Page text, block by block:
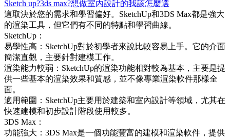
Sketch up?3ds max?想做室內設計的我該怎麼選
這取決於您的需求和學習偏好。SketchUp和3DS Max都是強大
的渲染工具，但它們有不同的特點和學習曲線。
SketchUp：
易學性高：SketchUp對於初學者來說比較容易上手。它的介面
簡潔直觀，主要針對建模工作。
渲染能力較弱：SketchUp的渲染功能相對較為基本，主要是提
供一些基本的渲染效果和質感，並不像專業渲染軟件那樣全
面。
適用範圍：SketchUp主要用於建築和室內設計等領域，尤其在
快速建模和初步設計階段使用較多。
3DS Max：
功能強大：3DS Max是一個功能豐富的建模和渲染軟件，提供